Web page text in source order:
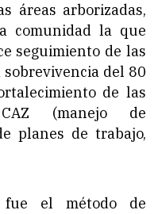
áreas arborizadas,
comunidad la que
seguimiento de las
del 80
de las
(manejo de
planes de trabajo,
fue el método de